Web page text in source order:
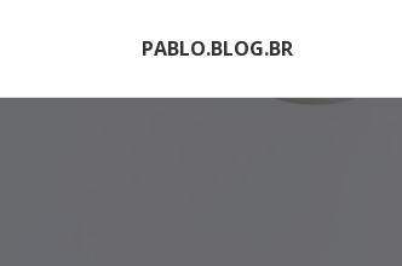
PABLO.BLOG.BR